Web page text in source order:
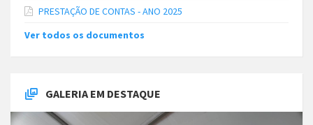
PRESTAÇÃO DE CONTAS - ANO 2025
Ver todos os documentos
GALERIA EM DESTAQUE